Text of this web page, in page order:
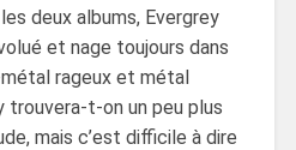
deux albums, Evergrey
et nage toujours dans
rageux et métal
t-on un peu plus
mais c’est difficile à dire